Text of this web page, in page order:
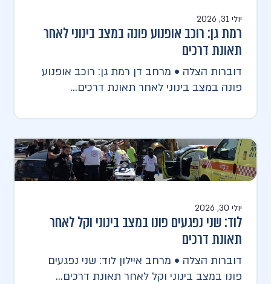
יולי 31, 2026
רמת גן: רוכב אופנוע פונה במצב בינוני לאחר
תאונת דרכים
דוברות הצלה • מרחב דן רמת גן: רוכב אופנוע
פונה במצב בינוני לאחר תאונת דרכים...
יולי 30, 2026
לוד: שני נפגעים פונו במצב בינוני וקל לאחר
תאונת דרכים
דוברות הצלה • מרחב איילון לוד: שני נפגעים
פונו במצב בינוני וקל לאחר תאונת דרכים...